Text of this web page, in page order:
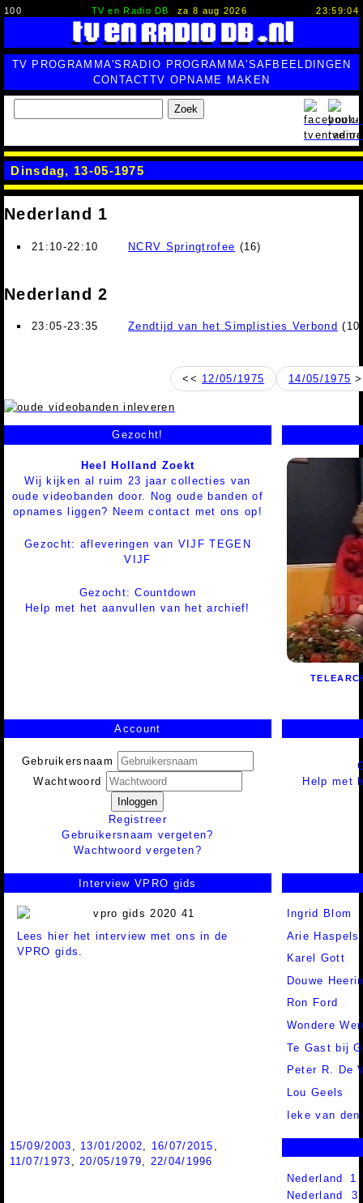
100 TV en Radio DB za 8 aug 2026 23:59:05
TV PROGRAMMA'S RADIO PROGRAMMA'SAFBEELDINGEN
CONTACTTV OPNAME MAKEN
Zoek
Dinsdag, 13-05-1975
Nederland 1
21:10-22:10 NCRV Springtrofee (16)
Nederland 2
23:05-23:35 Zendtijd van het Simplisties Verbond
<< 12/05/1975 14/05/1975
Gezocht!
Heel Holland Zoekt
Wij kijken al ruim 23 jaar collecties van
oude videobanden door. Nog oude banden of
opnames liggen? Neem contact met ons op!
Gezocht: afleveringen van VIJF TEGEN
VIJF
Gezocht: Countdown
Help met het aanvullen van het archief!
Account
Gebruikersnaam
Wachtwoord
Inloggen
Registreer
Gebruikersnaam vergeten?
Wachtwoord vergeten?
Help met
Interview VPRO gids
Lees hier het interview met ons in de
VPRO gids.
Ingrid Blom
Arie Haspels
Karel Gott
Douwe
Ron Ford
Wondere
Te Gast bij
Peter R. De
Lou Geels
Ieke van den
15/09/2003 13/01/2002 16/07/2015
11/07/1973
20/05/1979
22/04/1996
Nederland
Nederland